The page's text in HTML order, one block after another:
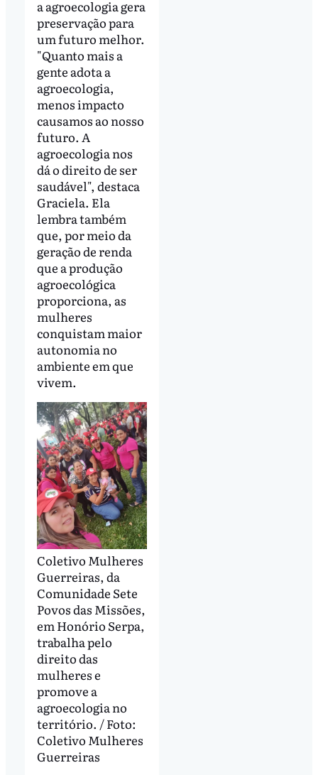
a agroecologia gera
preservação para
um futuro melhor.
"Quanto mais a
gente adota a
agroecologia,
menos impacto
causamos ao nosso
futuro. A
agroecologia nos
dá o direito de ser
saudável", destaca
Graciela. Ela
lembra também
que, por meio da
geração de renda
que a produção
agroecológica
proporciona, as
mulheres
conquistam maior
autonomia no
ambiente em que
vivem.
Coletivo Mulheres
Guerreiras, da
Comunidade Sete
Povos das Missões,
em Honório Serpa,
trabalha pelo
direito das
mulheres e
promove a
agroecologia no
território. / Foto:
Coletivo Mulheres
Guerreiras